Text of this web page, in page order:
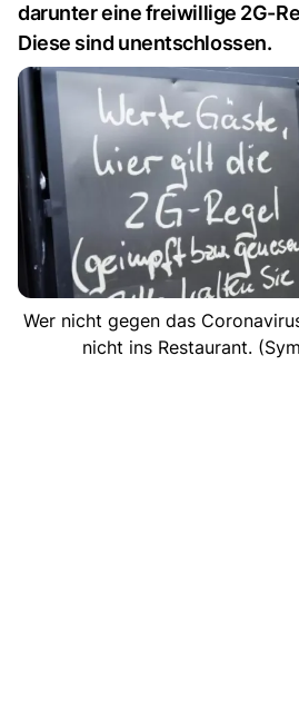
darunter eine freiwillige 2G-
Diese sind unentschlossen.
Wer nicht gegen das
nicht ins Restaurant.